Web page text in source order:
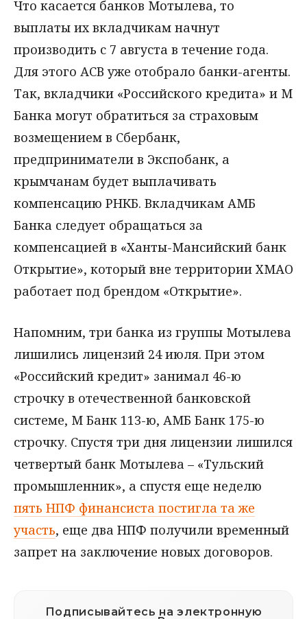
Что касается банков Мотылева, то
выплаты их вкладчикам начнут
производить с 7 августа в течение года.
Для этого АСВ уже отобрало банки-агенты.
Так, вкладчики «Российского кредита» и М
Банка могут обратиться за страховым
возмещением в Сбербанк,
предприниматели в Экспобанк, а
крымчанам будет выплачивать
компенсацию РНКБ. Вкладчикам АМБ
Банка следует обращаться за
компенсацией в «Ханты-Мансийский банк
Открытие», который вне территории ХМАО
работает под брендом «Открытие».
Напомним, три банка из группы Мотылева
лишились лицензий 24 июля. При этом
«Российский кредит» занимал 46-ю
строчку в отечественной банковской
системе, М Банк 113-ю, АМБ Банк 175-ю
строчку. Спустя три дня лицензии лишился
четвертый банк Мотылева – «Тульский
промышленник», а спустя еще неделю
пять НПФ финансиста постигла та же
участь, еще два НПФ получили временный
запрет на заключение новых договоров.
Подписывайтесь на электронную